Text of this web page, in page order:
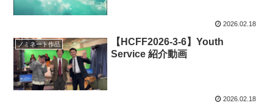
2026.02.18
ノミネート作品
【HCFF2026-3-6】Youth
Service 紹介動画
2026.02.18